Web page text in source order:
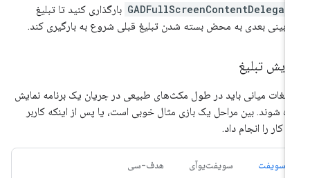
بارگذاری کنید تا تبلیغ
بعدی به محض بسته شدن تبلیغ قبلی شروع به بارگیری کند.
تبلیغ
میانی باید در طول مکث‌های طبیعی در جریان یک برنامه نمایش
شوند. بین مراحل یک بازی مثال خوبی است، یا پس از اینکه کاربر
کار را انجام داد.
سویفت سویفت‌یو‌آی هدف-سی